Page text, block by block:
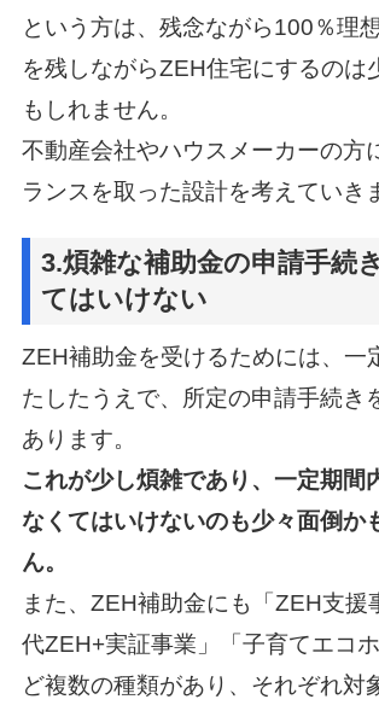
という方は、 残念ながら100％理
を残しながらZEH住宅にするのは
もしれません。
不動産会社やハウスメーカーの方
ランスを取った設計を考えていき
3.煩雑な補助金の申請手続
てはいけない
ZEH補助金を受けるためには、一
たしたうえで、所定の申請手続き
あります。
これが少し煩雑であり、一定期間
なくてはいけないのも少々面倒か
ん。
また、ZEH補助金にも「ZEH支援
代ZEH+実証事業」「子育てエコ
ど複数の種類があり、 それぞれ対